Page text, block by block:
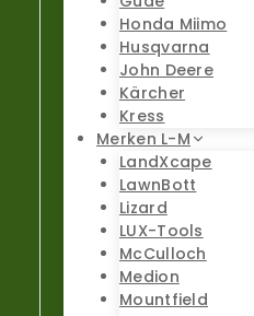
Honda Miimo
Husqvarna
John Deere
Kärcher
Kress
Merken L-M
LandXcape
LawnBott
Lizard
LUX-Tools
McCulloch
Medion
Mountfield